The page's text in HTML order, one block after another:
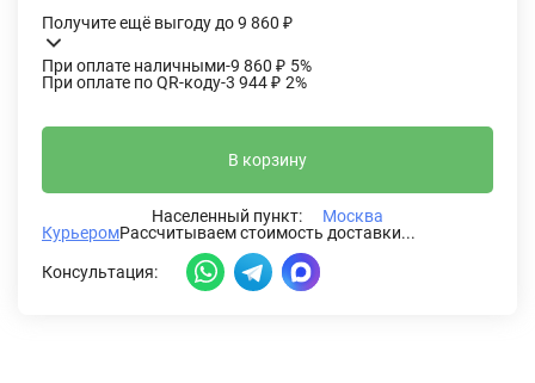
Получите ещё выгоду до 9 860 ₽
При оплате наличными-9 860 ₽ 5%
При оплате по QR-коду-3 944₽ 2%
В корзину
Населенный пункт:
Москва
КурьеромРассчитываем стоимость доставки...
Консультация: